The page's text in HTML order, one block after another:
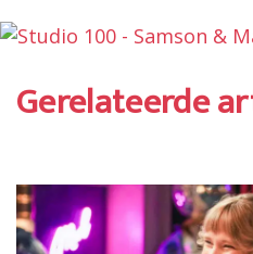
Gerelateerde